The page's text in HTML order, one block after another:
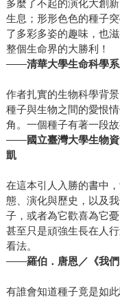
多麼了不起的演化大創
生息；形形色色的種子
了多彩多姿的趣味，也
整個生命界的大勝利！
——清華大學生命科學
作者扎實的生物科學背
種子與生物之間的愛恨
角。一個種子有著一段
——國立臺灣大學生物
凱
在這本引人入勝的書中
態、演化與歷史，以及
子，或者為它歡喜為它
甚至只是頑強生長在人
看法。
——羅伯．唐恩／《我
有誰會知道種子竟是如